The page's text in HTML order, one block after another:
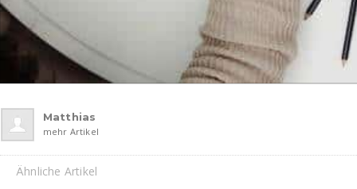
Matthias
mehr Artikel
Ähnliche Artikel